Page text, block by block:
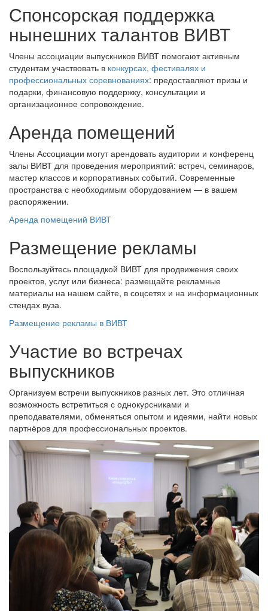
Спонсорская поддержка
нынешних талантов ВИВТ
Члены ассоциации выпускников ВИВТ помогают активным
студентам участвовать в конкурсах, фестивалях и
профессиональных соревнованиях: предоставляют призы и
подарки, финансовую поддержку, консультации и
организационное сопровождение.
Аренда помещений
Члены Ассоциации могут арендовать аудитории и конференц
залы ВИВТ для проведения мероприятий: встреч, семинаров,
мастер классов и корпоративных событий. Современные
пространства с необходимым оборудованием — в вашем
распоряжении.
Аренда помещений ВИВТ
Размещение рекламы
Воспользуйтесь площадкой ВИВТ для продвижения своих
проектов, услуг или бизнеса: размещайте рекламные
материалы на нашем сайте, в соцсетях и на информационных
стендах вуза.
Размещение рекламы в ВИВТ
Участие во встречах
выпускников
Организуем встречи выпускников разных лет. Это отличная
возможность встретиться с однокурсниками и
преподавателями, обменяться опытом и идеями, найти новых
партнёров для профессиональных проектов.